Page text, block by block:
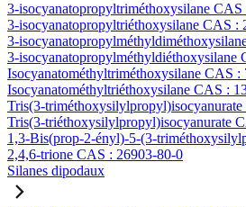
3-isocyanatopropyltriméthoxysilane
3-isocyanatopropyltriéthoxysilane CAS :
3-
3-isocyanatopropylméthyldiéthoxysilane
Isocyanatométhyltriméthoxysilane CAS :
Isocyanatométhyltriéthoxysilane CAS :
Tris(3-
Tris(3-triéthoxysilylpropyl)isocyanurate
1,3-Bis(prop-2-ényl)-5-(3-
2,4,6-trione CAS : 26903-80-0
Silanes dipodaux